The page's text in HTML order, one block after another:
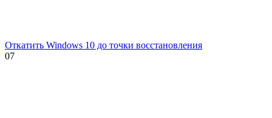
Откатить Windows 10 до точки восстановления
07